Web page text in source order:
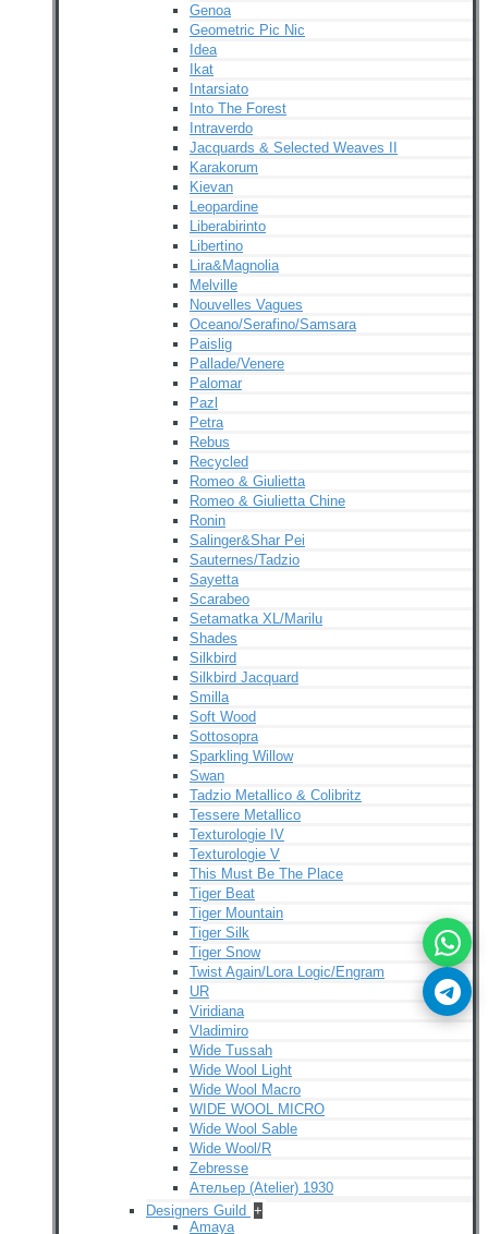
Genoa
Geometric Pic Nic
Idea
Ikat
Intarsiato
Into The Forest
Intraverdo
Jacquards & Selected Weaves II
Karakorum
Kievan
Leopardine
Liberabirinto
Libertino
Lira&Magnolia
Melville
Nouvelles Vagues
Oceano/Serafino/Samsara
Paislig
Pallade/Venere
Palomar
Pazl
Petra
Rebus
Recycled
Romeo & Giulietta
Romeo & Giulietta Chine
Ronin
Salinger&Shar Pei
Sauternes/Tadzio
Sayetta
Scarabeo
Setamatka XL/Marilu
Shades
Silkbird
Silkbird Jacquard
Smilla
Soft Wood
Sottosopra
Sparkling Willow
Swan
Tadzio Metallico & Colibritz
Tessere Metallico
Texturologie IV
Texturologie V
This Must Be The Place
Tiger Beat
Tiger Mountain
Tiger Silk
Tiger Snow
Twist Again/Lora Logic/Engram
UR
Viridiana
Vladimiro
Wide Tussah
Wide Wool Light
Wide Wool Macro
WIDE WOOL MICRO
Wide Wool Sable
Wide Wool/R
Zebresse
Ательер (Atelier) 1930
Designers Guild +
Amaya